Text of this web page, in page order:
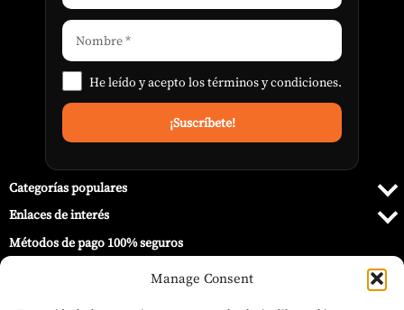
Manage Consent
He leído y acepto lostérminos y condiciones.
Categorías populares
Enlaces de interés
Métodos de pago 100% seguros